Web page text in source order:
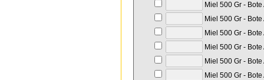
Miel 500 Gr -
Miel 500 Gr -
Miel 500 Gr -
Miel 500 Gr -
Miel 500 Gr -
Miel 500 Gr -